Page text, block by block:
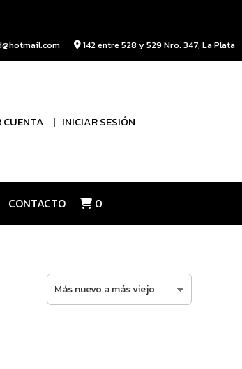
142 entre 528 y 529 Nro. 347, La Plata
CUENTA INICIAR SESIÓN
CONTACTO 0